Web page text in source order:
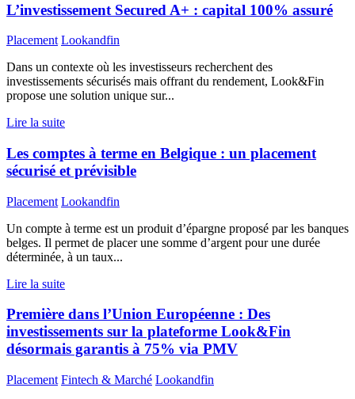
L’investissement Secured A+ : capital 100% assuré
Placement Lookandfin
Dans un contexte où les investisseurs recherchent des
investissements sécurisés mais offrant du rendement, Look&Fin
propose une solution unique sur...
Lire la suite
Les comptes à terme en Belgique : un placement
sécurisé et prévisible
Placement Lookandfin
Un compte à terme est un produit d’épargne proposé par les banques
belges. Il permet de placer une somme d’argent pour une durée
déterminée, à un taux...
Lire la suite
Première dans l’Union Européenne : Des
investissements sur la plateforme Look&Fin
désormais garantis à 75% via PMV
Placement Fintech & Marché Lookandfin